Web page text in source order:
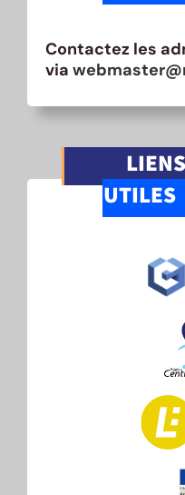
Contactez les
via
LIENS
UTILES